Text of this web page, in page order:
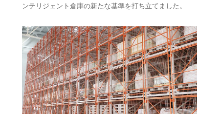
ンテリジェント倉庫の新たな基準を打ち立てました。